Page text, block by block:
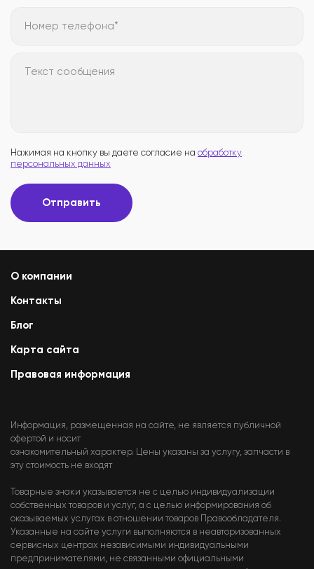
Номер телефона*
Текст сообщения
Нажимая на кнопку вы даете согласие на обработку
персональных данных
Отправить
О компании
Контакты
Блог
Карта сайта
Правовая информация
Информация, размещенная на сайте, не является публичной
офертой и носит
ознакомительный характер. Цены указаны за услугу, запчасти в
эту стоимость не входят
Товарные знаки указывается не с целью индивидуализации
собственных товаров и услуг, а с целью информирования об
оказываемых услугах в отношении товаров Правообладателя.
Указанные на сайте услуги выполняются в неавторизованных
сервисных центрах независимыми индивидуальными
предпринимателями, не связанными официальными